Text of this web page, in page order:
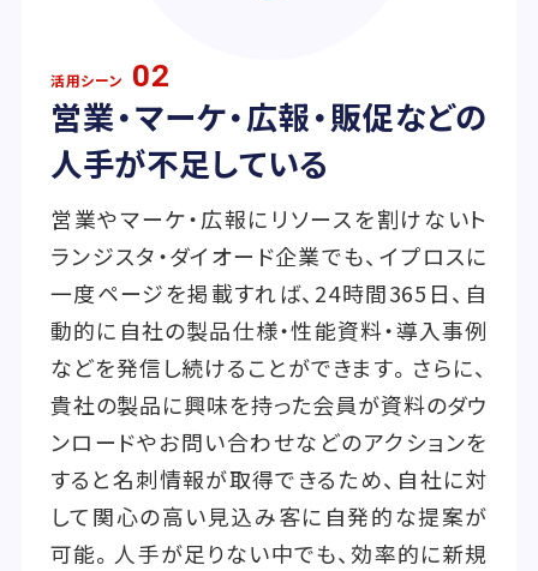
活用シーン 02
営業・マーケ・広報・販促などの
人手が不足している
営業やマーケ・広報にリソースを割けないト
ランジスタ・ダイオード企業でも、イプロスに
一度ページを掲載すれば、24時間365日、自
動的に自社の製品仕様・性能資料・導入事例
などを発信し続けることができます。さらに、
貴社の製品に興味を持った会員が資料のダウ
ンロードやお問い合わせなどのアクションを
すると名刺情報が取得できるため、自社に対
して関心の高い見込み客に自発的な提案が
可能。人手が足りない中でも、効率的に新規